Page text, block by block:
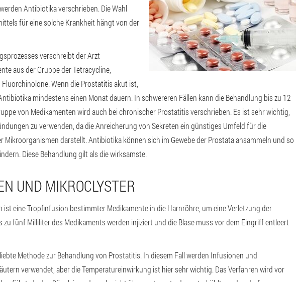
Antibiotika verschrieben. Die Wahl
für eine solche Krankheit hängt von der
verschreibt der Arzt
aus der Gruppe der Tetracycline,
Wenn die Prostatitis akut ist,
mindestens einen Monat dauern. In schwereren Fällen kann die Behandlung bis zu 12
von Medikamenten wird auch bei chronischer Prostatitis verschrieben. Es ist sehr wichtig,
zu verwenden, da die Anreicherung von Sekreten ein günstiges Umfeld für die
Mikroorganismen darstellt. Antibiotika können sich im Gewebe der Prostata ansammeln und so
Diese Behandlung gilt als die wirksamste.
UND MIKROCLYSTER
ist eine Tropfinfusion bestimmter Medikamente in die Harnröhre, um eine Verletzung der
zu fünf Milliliter des Medikaments werden injiziert und die Blase muss vor dem Eingriff entleert
Methode zur Behandlung von Prostatitis. In diesem Fall werden Infusionen und
verwendet, aber die Temperatureinwirkung ist hier sehr wichtig. Das Verfahren wird vor